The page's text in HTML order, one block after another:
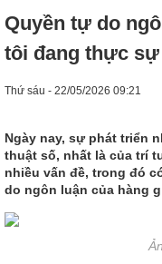
Quyền tự do
tôi đang thực
Thứ sáu - 22/05/2026 09:21
Ngày nay, sự phát triển
thuật số, nhất là của trí
nhiều vấn đề, trong đó
do ngôn luận của hàng